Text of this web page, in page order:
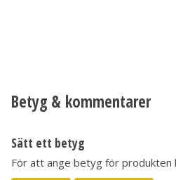
Betyg & kommentarer
Sätt ett betyg
För att ange betyg för produkten